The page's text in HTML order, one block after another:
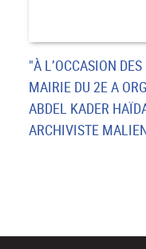
"À L’OCCASION
MAIRIE DU 2E A
ABDEL KADER
ARCHIVISTE